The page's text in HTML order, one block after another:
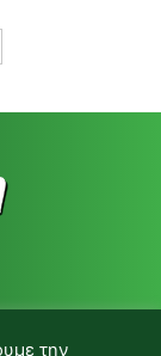
την